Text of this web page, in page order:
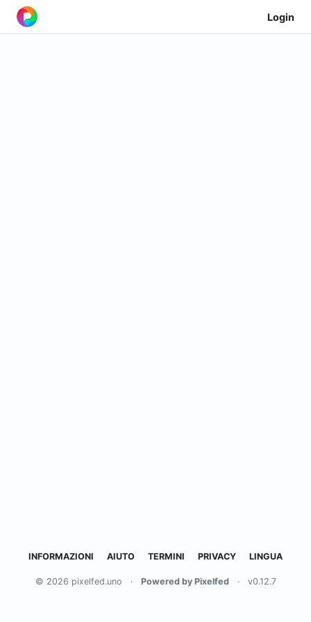
Login
INFORMAZIONI AIUTO TERMINI PRIVACY LINGUA
© 2026 pixelfed.uno · Powered by Pixelfed · v0.12.7